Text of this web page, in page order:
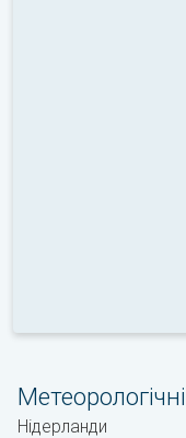
Нідерланди